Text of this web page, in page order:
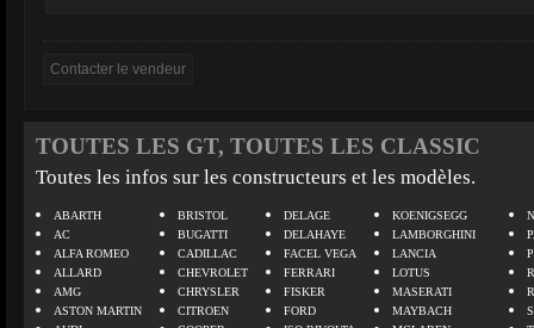
TOUTES LES GT, TOUTES LES CLASSIC
Toutes les infos sur les constructeurs et les modèles.
ABARTH
AC
ALFA ROMEO
ALLARD
AMG
ASTON MARTIN
BRISTOL
BUGATTI
CADILLAC
CHEVROLET
CHRYSLER
CITROEN
DELAGE
DELAHAYE
FACEL VEGA
FERRARI
FISKER
FORD
KOENIGSEGG
LAMBORGHINI
LANCIA
LOTUS
MASERATI
MAYBACH